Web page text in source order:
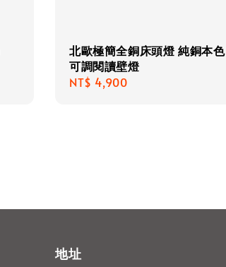
北歐極簡全銅床頭燈 純銅本色
可調閱讀壁燈
Regular
NT$ 4,900
地址